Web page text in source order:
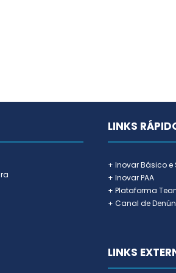
LINKS
+ Inovar Básico
+ Inovar PAA
+ Plataforma
+ Canal de
LINKS